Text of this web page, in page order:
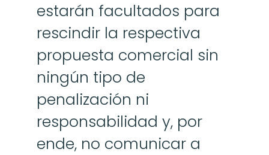
estarán facultados para
rescindir la respectiva
propuesta comercial sin
ningún tipo de
penalización ni
responsabilidad y, por
ende, no comunicar a